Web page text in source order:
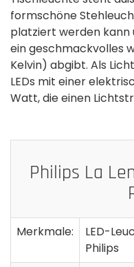
formschöne
platziert werden kann
ein geschmackvolles
Kelvin) abgibt. Als
LEDs mit einer
Watt, die einen
Philips La
Merkmale:
LED-
Philips